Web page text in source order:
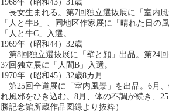
長女生まれる。第7回独立選抜展に「室内
「人と牛B」、同地区作家展に「晴れた日の
「人と牛C」入選。
1969年（昭和44）32歳
第8回独立選抜展に「壁と顔」出品。第24
37回独立展に「人間B」入選。
1970年（昭和45）32歳8カ月
第25回全道展に「室内風景」を出品。6月
れ風邪をひき込む。8月、体の不調が続き、
勝記念館所蔵作品図録より抜粋）